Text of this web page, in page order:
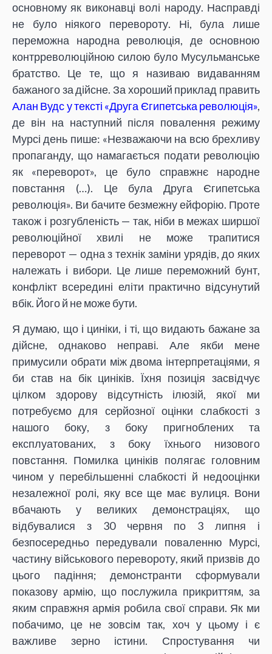
основному як виконавці волі народу. Насправді
не було ніякого перевороту. Ні, була лише
переможна народна революція, де основною
контрреволюційною силою було Мусульманське
братство. Це те, що я називаю видаванням
бажаного за дійсне. За хороший приклад править
Алан Вудс у тексті «Друга Єгипетська революція»,
де він на наступний після повалення режиму
Мурсі день пише: «Незважаючи на всю брехливу
пропаганду, що намагається подати революцію
як «переворот», це було справжнє народне
повстання (…). Це була Друга Єгипетська
революція». Ви бачите безмежну ейфорію. Проте
також і розгубленість — так, ніби в межах ширшої
революційної хвилі не може трапитися
переворот — одна з технік заміни урядів, до яких
належать і вибори. Це лише переможний бунт,
конфлікт всередині еліти практично відсунутий
вбік. Його й не може бути.
Я думаю, що і циніки, і ті, що видають бажане за
дійсне, однаково неправі. Але якби мене
примусили обрати між двома інтерпретаціями, я
би став на бік циніків. Їхня позиція засвідчує
цілком здорову відсутність ілюзій, якої ми
потребуємо для серйозної оцінки слабкості з
нашого боку, з боку пригноблених та
експлуатованих, з боку їхнього низового
повстання. Помилка циніків полягає головним
чином у перебільшенні слабкості й недооцінки
незалежної ролі, яку все ще має вулиця. Вони
вбачають у великих демонстраціях, що
відбувалися з 30 червня по 3 липня і
безпосередньо передували поваленню Мурсі,
частину військового перевороту, який призвів до
цього падіння; демонстранти сформували
показову армію, що послужила прикриттям, за
яким справжня армія робила свої справи. Як ми
побачимо, це не зовсім так, хоч у цьому і є
важливе зерно істини. Спростування чи